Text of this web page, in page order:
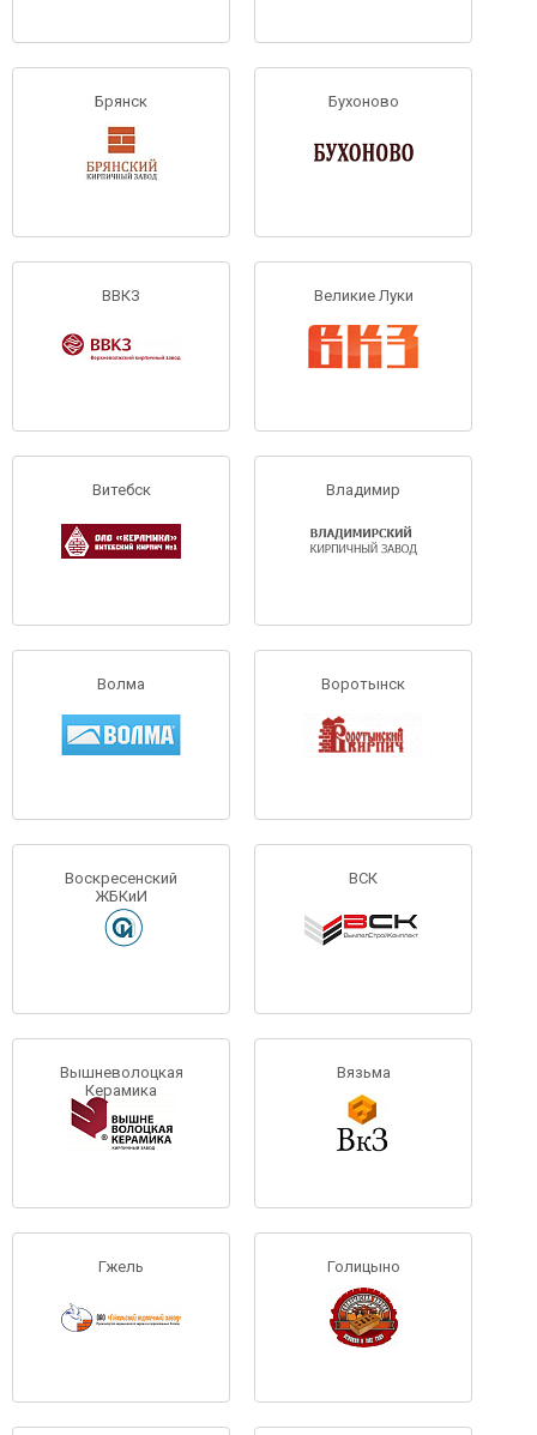
Брянск Бухоново
ВВКЗ Великие Луки
Витебск Владимир
Волма Воротынск
Воскресенский
ЖБКиИ
ВСК
Вышневолоцкая
Керамика
Вязьма
Гжель Голицыно